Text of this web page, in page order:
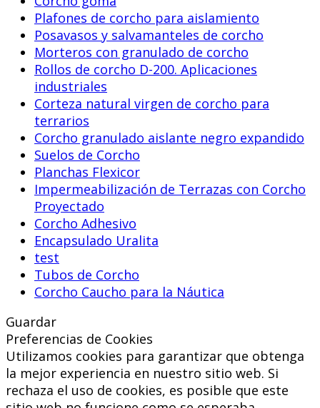
Plafones de corcho para aislamiento
Posavasos y salvamanteles de corcho
Morteros con granulado de corcho
Rollos de corcho D-200. Aplicaciones
industriales
Corteza natural virgen de corcho para
terrarios
Corcho granulado aislante negro expandido
Suelos de Corcho
Planchas Flexicor
Impermeabilización de Terrazas con Corcho
Proyectado
Corcho Adhesivo
Encapsulado Uralita
test
Tubos de Corcho
Corcho Caucho para la Náutica
Guardar
Preferencias de Cookies
Utilizamos cookies para garantizar que obtenga
la mejor experiencia en nuestro sitio web. Si
rechaza el uso de cookies, es posible que este